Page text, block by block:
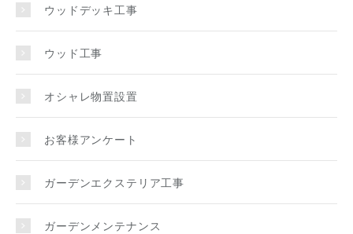
ウッドデッキ工事
ウッド工事
オシャレ物置設置
お客様アンケート
ガーデンエクステリア工事
ガーデンメンテナンス